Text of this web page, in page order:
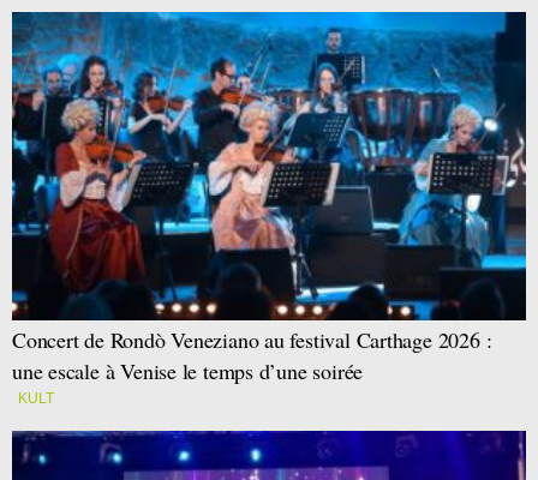
Concert de Rondò Veneziano au festival Carthage 2026 :
une escale à Venise le temps d’une soirée
KULT